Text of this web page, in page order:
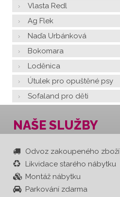
Vlasta Redl
Ag Flek
Naďa Urbánková
Bokomara
Loděnica
Útulek pro opuštěné psy
Sofaland pro děti
NAŠE SLUŽBY
Odvoz zakoupeného zboží
Likvidace starého nábytku
Montáž nábytku
Parkování zdarma